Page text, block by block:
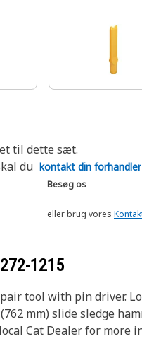
til dette sæt.
du kontakt din forhandler
Besøg os
eller brug vores
272-1215
tool with pin driver.
mm) slide sledge
Cat Dealer for more